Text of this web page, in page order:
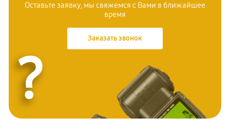
Оставьте заявку, мы свяжемся с Вами в ближайшее
время
Заказать звонок
?